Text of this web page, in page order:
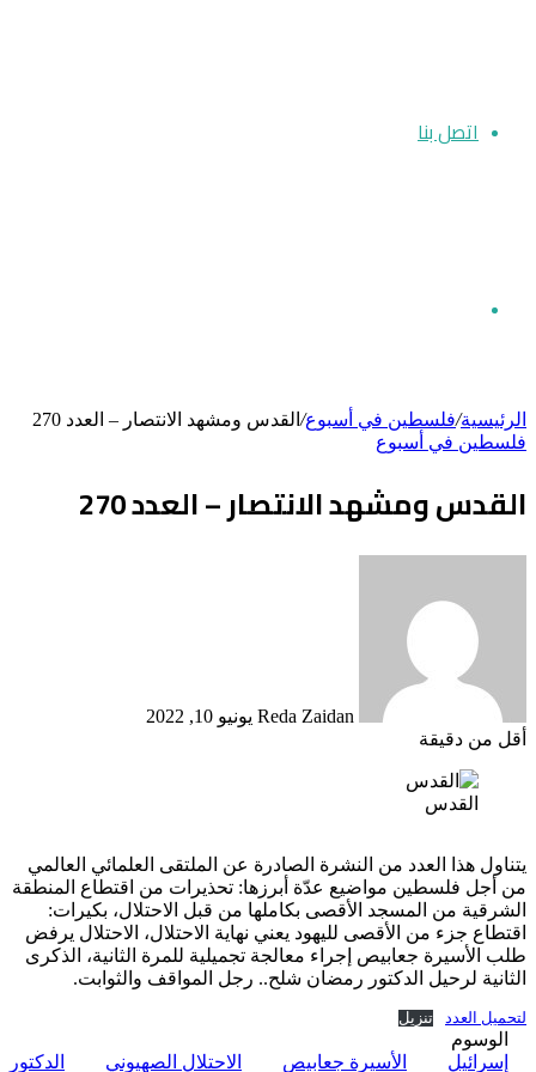
اتصل بنا
الرئيسية/فلسطين في أسبوع/ القدس ومشهد الانتصار – العدد 270
فلسطين في أسبوع
القدس ومشهد الانتصار – العدد 270
Reda Zaidan يونيو 10, 2022
أقل من دقيقة
القدس
يتناول هذا العدد من النشرة الصادرة عن الملتقى العلمائي العالمي
من أجل فلسطين مواضيع عدّة أبرزها: تحذيرات من اقتطاع المنطقة
الشرقية من المسجد الأقصى بكاملها من قبل الاحتلال، بكيرات:
اقتطاع جزء من الأقصى لليهود يعني نهاية الاحتلال، الاحتلال يرفض
طلب الأسيرة جعابيص إجراء معالجة تجميلية للمرة الثانية، الذكرى
الثانية لرحيل الدكتور رمضان شلح.. رجل المواقف والثوابت.
لتحميل العدد تنزيل
الوسوم
إسرائيل
الأسيرة جعابيص الاحتلال الصهيوني الدكتور